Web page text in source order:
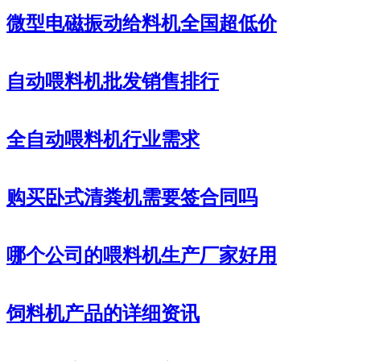
微型电磁振动给料机全国超低价
自动喂料机批发销售排行
全自动喂料机行业需求
购买卧式清粪机需要签合同吗
哪个公司的喂料机生产厂家好用
饲料机产品的详细资讯